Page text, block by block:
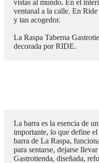
vistas al mundo. En el
ventanal a la calle. En
y tan acogedor.
La Raspa Taberna
decorada por RIDE.
La barra es la esencia de
importante, lo que define
barra de La Raspa,
para sentarse, dejarse
Gastrotienda, diseñada,